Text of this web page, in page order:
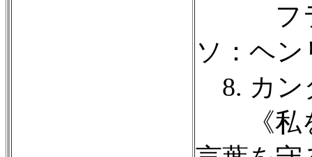
フラ
ソ：ヘ
8. カン
《私を